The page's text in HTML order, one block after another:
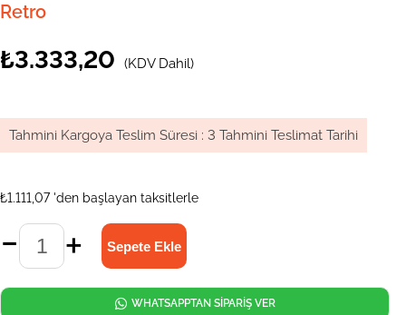
Retro
₺3.333,20 (KDV Dahil)
Tahmini Kargoya Teslim Süresi : 3 Tahmini Teslimat Tarihi
₺1.111,07 'den başlayan taksitlerle
WHATSAPPTAN SİPARİŞ VER